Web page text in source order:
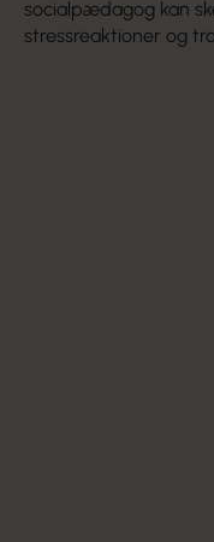
socialpædagog kan
stressreaktioner og